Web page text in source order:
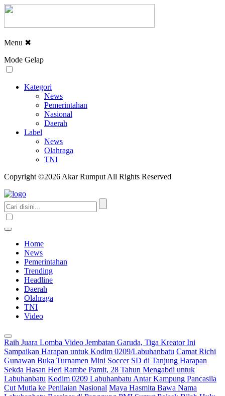
Menu ✖
Mode Gelap
Kategori
News
Pemerintahan
Nasional
Daerah
Label
News
Olahraga
TNI
Copyright ©2026 Akar Rumput All Rights Reserved
Home
News
Pemerintahan
Trending
Headline
Daerah
Olahraga
TNI
Video
Raih Juara Lomba Video Jembatan Garuda, Tiga Kreator Ini
Sampaikan Harapan untuk Kodim 0209/Labuhanbatu Camat Richi
Gunawan Buka Turnamen Mini Soccer SD di Tanjung Harapan
Sekda Hasan Heri Rambe Pamit, 28 Tahun Mengabdi untuk
Labuhanbatu Kodim 0209 Labuhanbatu Antar Kampung Pancasila
Cut Mutia ke Penilaian Nasional Maya Hasmita Bawa Nama